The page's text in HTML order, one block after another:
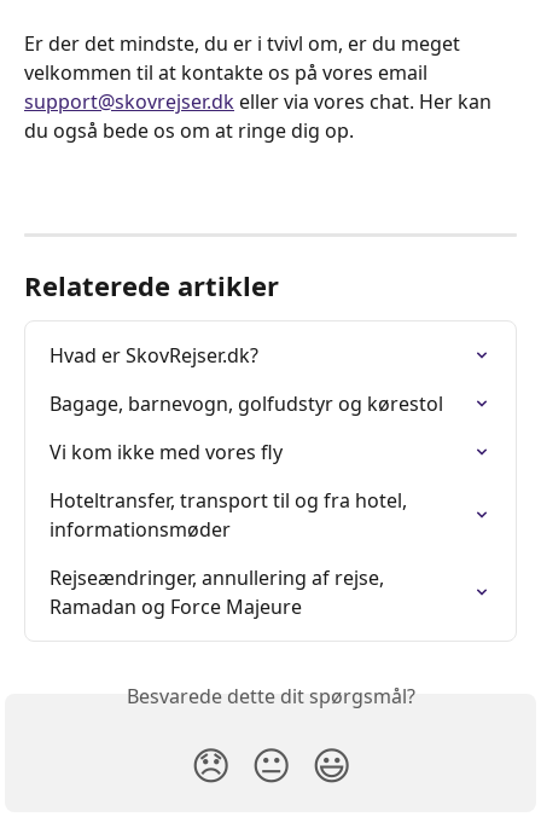
Er der det mindste, du er i tvivl om, er du meget
velkommen til at kontakte os på vores email
support@skovrejser.dk eller via vores chat. Her kan
du også bede os om at ringe dig op.
Relaterede artikler
Hvad er SkovRejser.dk?
Bagage, barnevogn, golfudstyr og kørestol
Vi kom ikke med vores fly
Hoteltransfer, transport til og fra hotel,
informationsmøder
Rejseændringer, annullering af rejse,
Ramadan og Force Majeure
Besvarede dette dit spørgsmål?
😞 😐 😃